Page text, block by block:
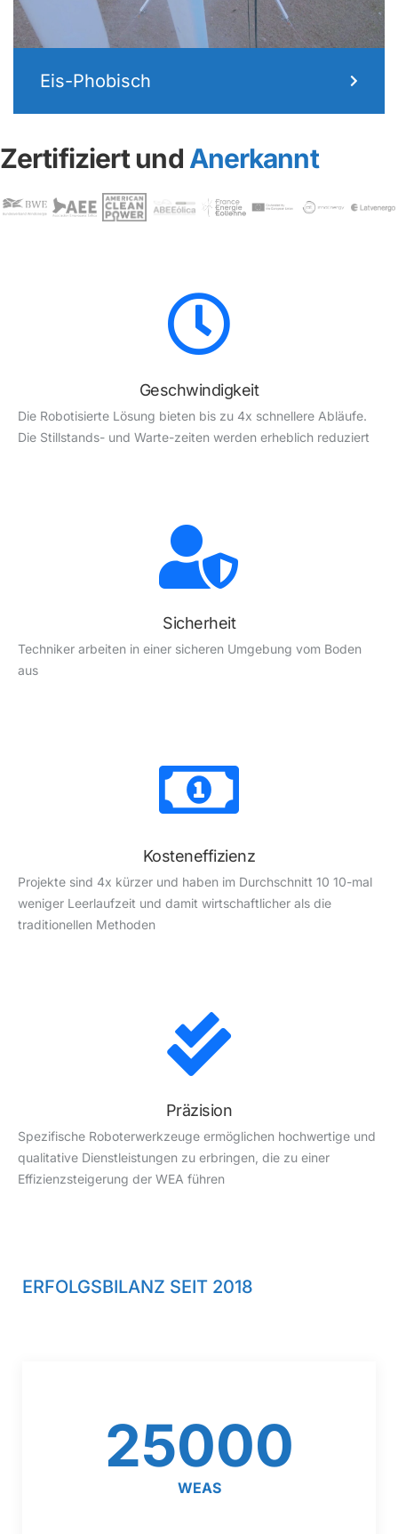
Eis-Phobisch
Zertifiziert und Anerkannt
Geschwindigkeit
Die Robotisierte Lösung bieten bis zu 4x schnellere Abläufe.
Die Stillstands- und Warte-zeiten werden erheblich reduziert
Sicherheit
Techniker arbeiten in einer sicheren Umgebung vom Boden
aus
Kosteneffizienz
Projekte sind 4x kürzer und haben im Durchschnitt 10 10-mal
weniger Leerlaufzeit und damit wirtschaftlicher als die
traditionellen Methoden
Präzision
Spezifische Roboterwerkzeuge ermöglichen hochwertige und
qualitative Dienstleistungen zu erbringen, die zu einer
Effizienzsteigerung der WEA führen
ERFOLGSBILANZ SEIT 2018
25000
WEAS